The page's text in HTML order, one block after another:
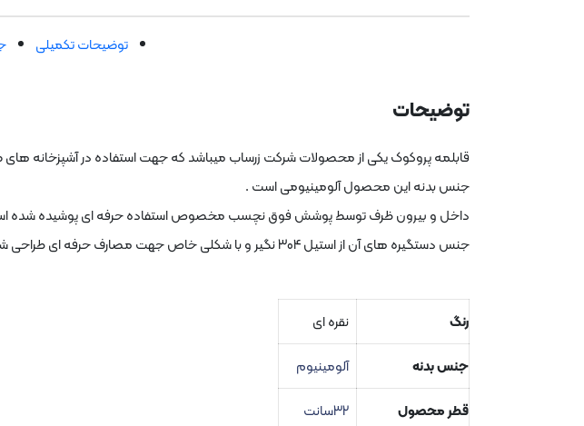
توضیحات تکمیلی
توضیحات
قابلمه پروکوک یکی از محصولات شرکت زرساب میباشد که جهت استفاده در آشپزخانه
جنس بدنه این محصول آلومینیومی است .
داخل و بیرون ظرف توسط پوشش فوق نچسب مخصوص استفاده حرفه ای پوشیده شده
جنس دستگیره های آن از استیل 304 نگیر و با شکلی خاص جهت مصارف حرفه ای طراحی شده است .
رنگ
نقره ای
جنس بدنه
آلومینیوم
قطر محصول
32سانت